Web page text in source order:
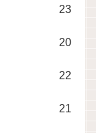
23
20
22
21